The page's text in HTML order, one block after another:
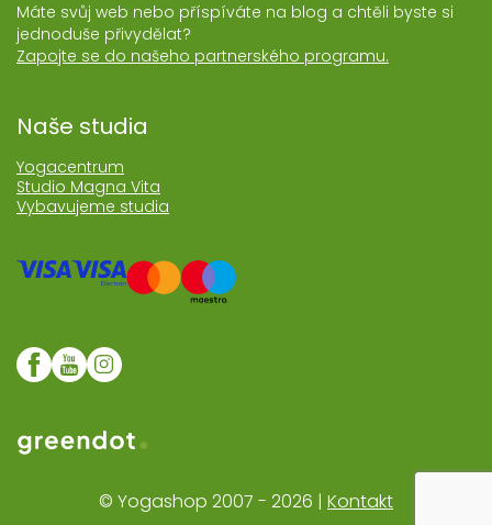
Máte svůj web nebo příspíváte na blog a chtěli byste si
jednoduše přivydělat?
Zapojte se do našeho partnerského programu.
Naše studia
Yogacentrum
Studio Magna Vita
Vybavujeme studia
Web realozoval Greendot
© Yogashop 2007 - 2026 | Kontakt